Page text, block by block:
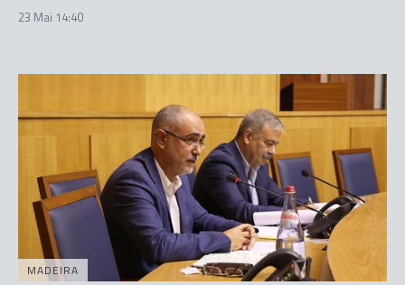
23 Mai 14:40
MADEIRA